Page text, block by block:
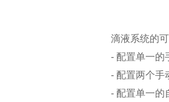
滴液系统的
- 配置单一的
- 配置两个
- 配置单一